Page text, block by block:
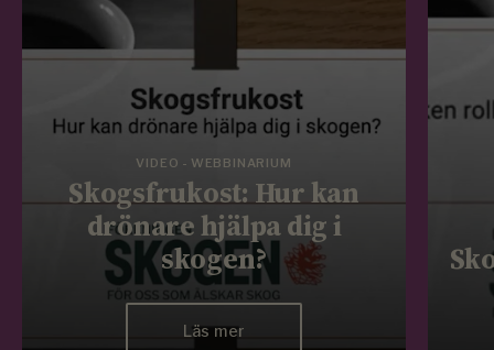
VIDEO - WEBBINARIUM
Skogsfrukost: Hur kan
drönare hjälpa dig i
skogen?
Läs mer